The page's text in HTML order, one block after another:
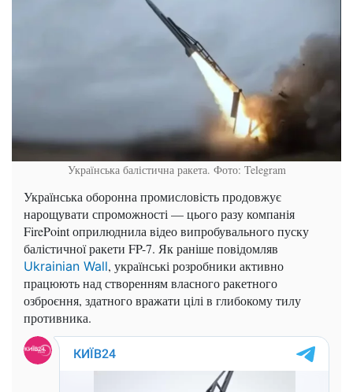
Українська балістична ракета. Фото: Telegram
Українська оборонна промисловість продовжує
нарощувати спроможності — цього разу компанія
FirePoint оприлюднила відео випробувального пуску
балістичної ракети FP-7. Як раніше повідомляв
Ukrainian Wall, українські розробники активно
працюють над створенням власного ракетного
озброєння, здатного вражати цілі в глибокому тилу
противника.